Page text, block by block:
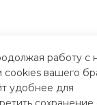
работу с
cookies вашего
удобнее для